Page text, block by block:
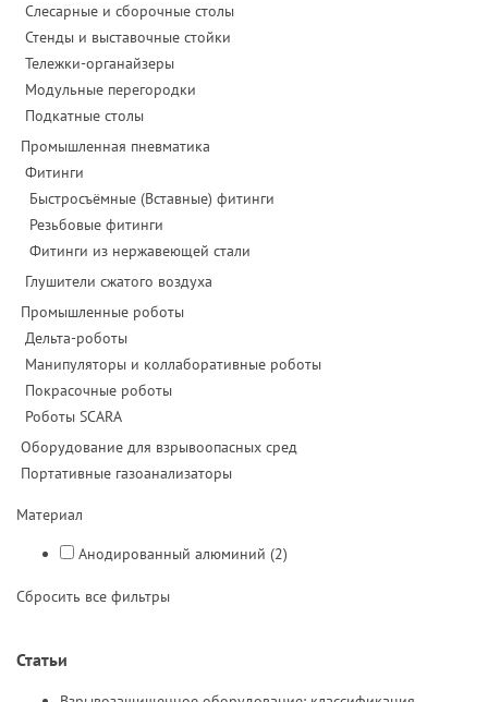
Слесарные и сборочные столы
Стенды и выставочные стойки
Тележки-органайзеры
Модульные перегородки
Подкатные столы
Промышленная пневматика
Фитинги
Быстросъёмные (Вставные) фитинги
Резьбовые фитинги
Фитинги из нержавеющей стали
Глушители сжатого воздуха
Промышленные роботы
Дельта-роботы
Манипуляторы и коллаборативные роботы
Покрасочные роботы
Роботы SCARA
Оборудование для взрывоопасных сред
Портативные газоанализаторы
Материал
Анодированный алюминий (2)
Сбросить все фильтры
Статьи